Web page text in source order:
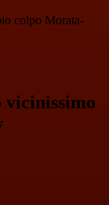
colpo Morata-